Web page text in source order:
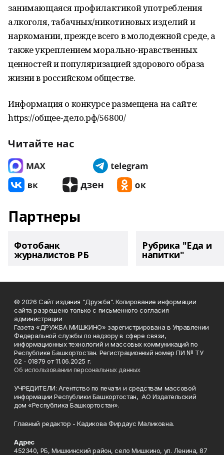
занимающаяся профилактикой употребления
алкоголя, табачных/никотиновых изделий и
наркомании, прежде всего в молодежной среде, а
также укреплением морально-нравственных
ценностей и популяризацией здорового образа
жизни в российском обществе.
Информация о конкурсе размещена на сайте:
https://общее-дело.рф/56800/
Читайте нас
Партнеры
Фотобанк
журналистов РБ
Рубрика "Еда и
напитки"
© 2026 Сайт издания "Дружба". Копирование информации
сайта разрешено только с письменного согласия
администрации
Газета «ДРУЖБА МИШКИНО» зарегистрирована в Управлении
Федеральной службы по надзору в сфере связи,
информационных технологий и массовых коммуникаций по
Республике Башкортостан. Регистрационный номер ПИ № ТУ
02 - 01879 от 11.06.2025 г.
Об использовании персональных данных
УЧРЕДИТЕЛИ: Агентство по печати и средствам массовой
информации Республики Башкортостан, АО Издательский
дом «Республика Башкортостан».
Главный редактор - Кадикова Фирдаус Маликовна.
Адрес
452340, РБ, Мишкинский район, село Мишкино, ул. Ленина, 87